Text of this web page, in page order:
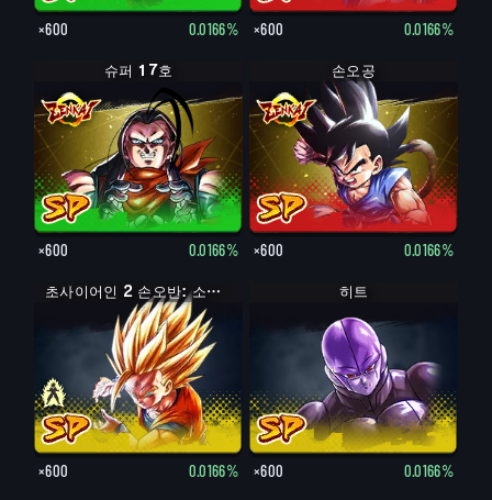
×600 0.0166% ×600 0.0166%
슈퍼 17호
×600 0.0166%
손오공
×600 0.0166%
초사이어인 손오반: 소년기
초사이어인 2 손오반: 소년기
×600 0.0166%
히트
×600 0.0166%